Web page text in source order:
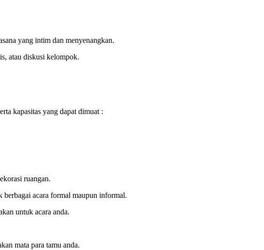
yang intim dan menyenangkan.
atau diskusi kelompok.
kapasitas yang dapat dimuat :
ruangan.
acara formal maupun informal.
untuk acara anda.
mata para tamu anda.